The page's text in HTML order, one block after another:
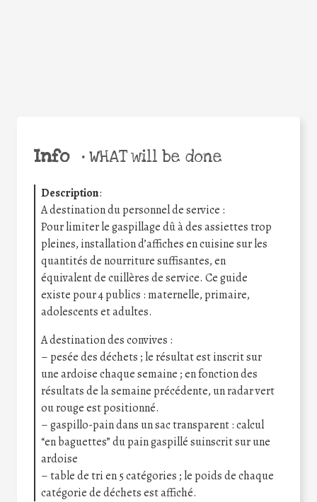
Info •WHAT will be done
Description:
A destination du personnel de service :
Pour limiter le gaspillage dû à des assiettes trop
pleines, installation d’affiches en cuisine sur les
quantités de nourriture suffisantes, en
équivalent de cuillères de service. Ce guide
existe pour 4 publics : maternelle, primaire,
adolescents et adultes.
A destination des convives :
– pesée des déchets ; le résultat est inscrit sur
une ardoise chaque semaine ; en fonction des
résultats de la semaine précédente, un radar vert
ou rouge est positionné.
– gaspillo-pain dans un sac transparent : calcul
“en baguettes” du pain gaspillé suinscrit sur une
ardoise
– table de tri en 5 catégories ; le poids de chaque
catégorie de déchets est affiché.